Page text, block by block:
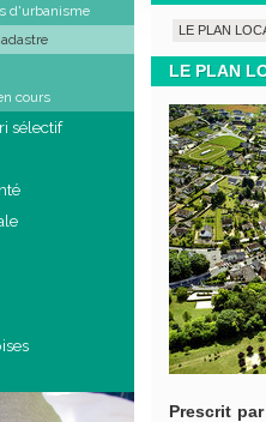
d'urbanisme
cours
sélectif
LE PLAN
LE PLAN
Prescrit